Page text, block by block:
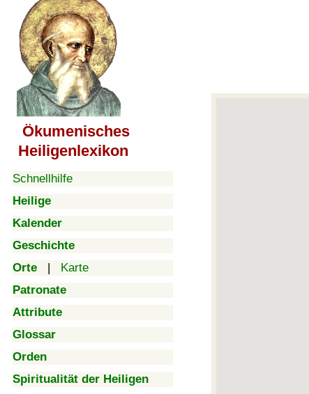
Ökumenisches
Heiligenlexikon
Schnellhilfe
Heilige
Kalender
Geschichte
Orte | Karte
Patronate
Attribute
Glossar
Orden
Spiritualität der Heiligen